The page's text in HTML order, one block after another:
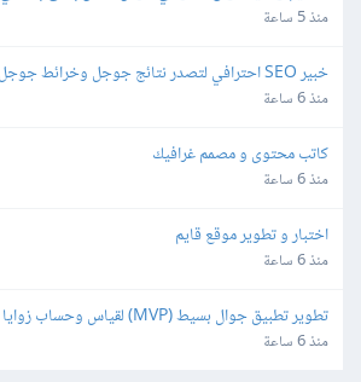
منذ 5 ساعة
خبير SEO احترافي لتصدر نتائج جوجل وخرائط جوجل
منذ 6 ساعة
كاتب محتوى و مصمم غرافيك
منذ 6 ساعة
اختبار و تطوير موقع قايم
منذ 6 ساعة
تطوير تطبيق جوال بسيط (MVP) لقياس وحساب زوايا الكتف
منذ 6 ساعة